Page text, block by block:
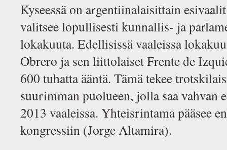
Kyseessä on argentiinalaisittain
valitsee lopullisesti kunnallis- ja
lokakuuta. Edellisissä vaaleissa
Obrero ja sen liittolaiset Frente de
600 tuhatta ääntä. Tämä tekee
suurimman puolueen, jolla saa vahvan
2013 vaaleissa. Yhteisrintama pääsee
kongressiin (Jorge Altamira).